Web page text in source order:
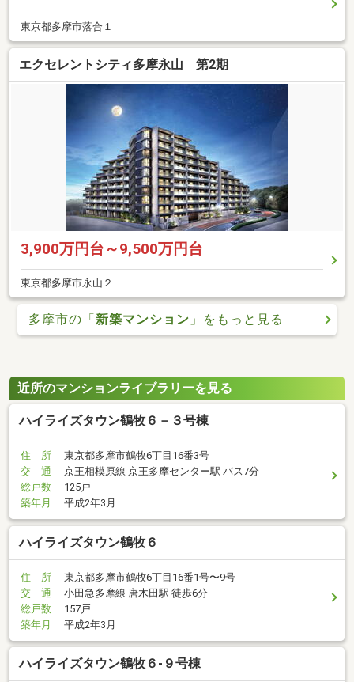
東京都多摩市落合１
エクセレントシティ多摩永山 第2期
3,900万円台～9,500万円台
東京都多摩市永山２
多摩市の「 新築マンション 」をもっと見る
近所のマンションライブラリーを見る
ハイライズタウン鶴牧６－３号棟
住 所
東京都多摩市鶴牧6丁目16番3号
交 通
京王相模原線 京王多摩センター駅 バス7分
総戸数
125戸
築年月
平成2年3月
ハイライズタウン鶴牧６
住 所
東京都多摩市鶴牧6丁目16番1号〜9号
交 通
小田急多摩線 唐木田駅 徒歩6分
総戸数
157戸
築年月
平成2年3月
ハイライズタウン鶴牧６-９号棟